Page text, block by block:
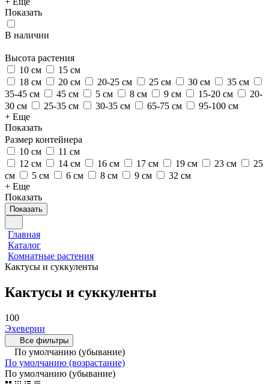
Показать
В наличии
Высота растения
10 см
15 см
18 см
20 см 20-25 см 25 см 30 см
35 см
35-45 см
45 см 5 см 8 см 9 см 15-20 см
20-
30 см
25-35 см 30-35 см 65-75 см
95-100 см
+ Еще
Показать
Размер контейнера
10 см
11 см
12 см
14 см 16 см 17 см 19 см 23 см
25
см
5 см 6 см 8 см 9 см
32 см
+ Еще
Показать
Показать
Главная
Каталог
Комнатные растения
Кактусы и суккуленты
Кактусы и суккуленты
100
Эхеверии
Все фильтры
По умолчанию (убывание)
По умолчанию (возрастание)
По умолчанию (убывание)